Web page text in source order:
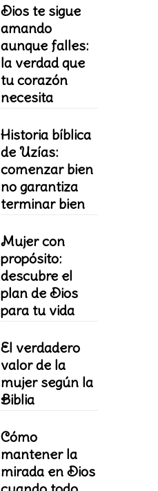
Dios te sigue
amando
aunque falles:
la verdad que
tu corazón
necesita
Historia bíblica
de Uzías:
comenzar bien
no garantiza
terminar bien
Mujer con
propósito:
descubre el
plan de Dios
para tu vida
El verdadero
valor de la
mujer según la
Biblia
Cómo
mantener la
mirada en Dios